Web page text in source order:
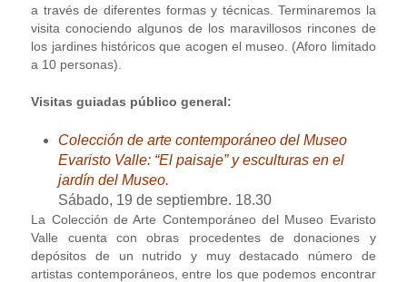
a través de diferentes formas y técnicas. Terminaremos la
visita conociendo algunos de los maravillosos rincones de
los jardines históricos que acogen el museo. (Aforo limitado
a 10 personas).
Visitas guiadas público general:
Colección de arte contemporáneo del Museo
Evaristo Valle: “El paisaje” y esculturas en el
jardín del Museo.
Sábado, 19 de septiembre. 18.30
La Colección de Arte Contemporáneo del Museo Evaristo
Valle cuenta con obras procedentes de donaciones y
depósitos de un nutrido y muy destacado número de
artistas contemporáneos, entre los que podemos encontrar